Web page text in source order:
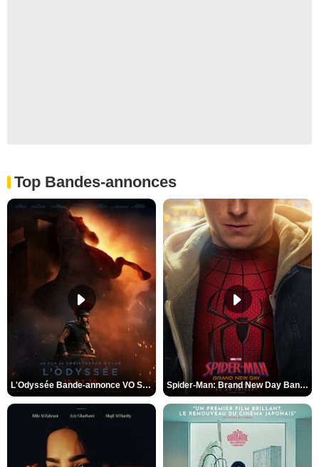
Top Bandes-annonces
L'Odyssée Bande-annonce VO STFR Spider-Man: Brand New Day Bande-annonce VO STFR